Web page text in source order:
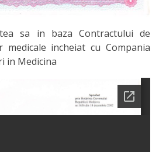
sa in baza Contractului de
medicale incheiat cu Compania
in Medicina